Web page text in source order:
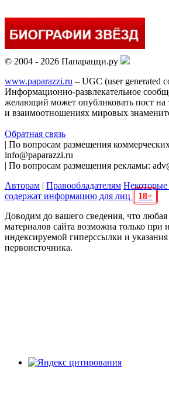
© 2004 - 2026 Папарацци.ру
www.paparazzi.ru – UGC (user generated
Информационно-развлекательное
желающий может опубликовать пост на
и взаимоотношениях мировых
Обратная связь
| По вопросам размещения
info@paparazzi.ru
| По вопросам размещения рекламы:
Авторам | Правообладателям Некоторые
содержат информацию для лиц
18+
Доводим до вашего сведения, что любая
материалов сайта возможна только при
индексируемой гиперссылки и указания
первоисточника.